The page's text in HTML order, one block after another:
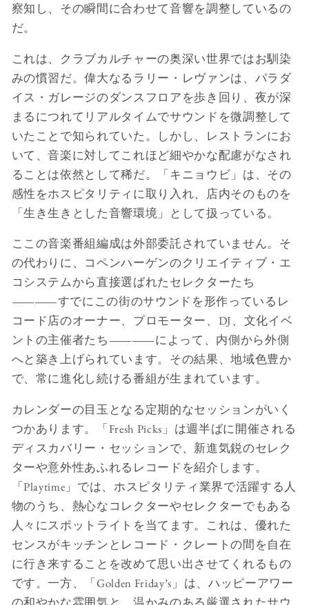
察知し、その瞬間に合わせて音響を調整しているの
だ。
これは、クラブカルチャーの奥深い世界ではお馴染
みの慣習だ。偉大なるラリー・レヴァンは、パラダ
イス・ガレージのダンスフロアを歩き回り、夜が深
まるにつれてリアルタイムでサウンドを微調整して
いたことで知られていた。しかし、レストランにお
いて、音楽に対してこれほど細やかな配慮がなされ
ることは依然として稀だ。「キニョウビ」は、その
感性をホスピタリティに取り入れ、店内そのものを
「生き生きとした音響環境」として扱っている。
ここの音楽番組編成は外部委託されていません。そ
の代わりに、コペンハーゲンのクリエイティブ・エ
コシステムから直接選ばれたセレクターたち
――すでにこの街のサウンドを形作っているレ
コード店のオーナー、プロモーター、DJ、文化イベ
ントの主催者たち――によって、内側から外側
へと築き上げられています。その結果、地域色豊か
で、常に進化し続ける番組が生まれています。
カレンダーの目玉となる定期的なセッションがいく
つかあります。「Fresh Picks」は週半ばに開催される
ディスカバリー・セッションで、新進気鋭のセレク
ターや意外性あふれるレコードを紹介します。
「Playtime」では、ホスピタリティ業界で活躍する人
物のうち、熱心なコレクターやセレクターでもある
人々にスポットライトを当てます。これは、優れた
センスがキッチンとレコード・クレートの間を自在
に行き来することを改めて思い出させてくれるもの
です。一方、「Golden Friday’s」は、ハッピーアワー